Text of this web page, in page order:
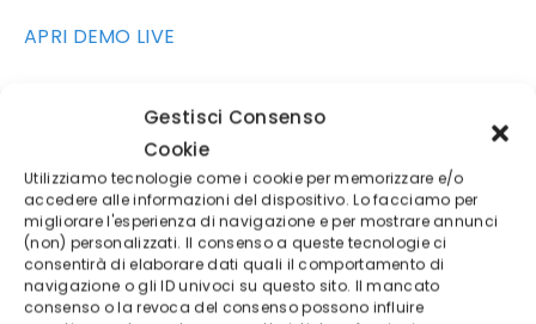
Gestisci Consenso
Cookie
Utilizziamo tecnologie come i cookie per memorizzare e/o
accedere alle informazioni del dispositivo. Lo facciamo per
migliorare l'esperienza di navigazione e per mostrare annunci
(non) personalizzati. Il consenso a queste tecnologie ci
consentirà di elaborare dati quali il comportamento di
navigazione o gli ID univoci su questo sito. Il mancato
consenso o la revoca del consenso possono influire
APRI DEMO LIVE